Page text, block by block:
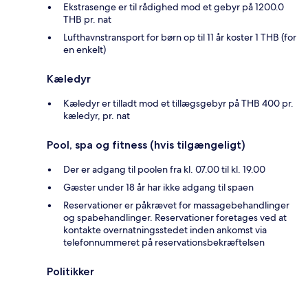
Ekstrasenge er til rådighed mod et gebyr på 1200.0
THB pr. nat
Lufthavnstransport for børn op til 11 år koster 1 THB (for
en enkelt)
Kæledyr
Kæledyr er tilladt mod et tillægsgebyr på THB 400 pr.
kæledyr, pr. nat
Pool, spa og fitness (hvis tilgængeligt)
Der er adgang til poolen fra kl. 07.00 til kl. 19.00
Gæster under 18 år har ikke adgang til spaen
Reservationer er påkrævet for massagebehandlinger
og spabehandlinger. Reservationer foretages ved at
kontakte overnatningsstedet inden ankomst via
telefonnummeret på reservationsbekræftelsen
Politikker